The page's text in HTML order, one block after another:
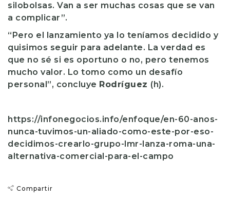
silobolsas. Van a ser muchas cosas que se van
a complicar”.
“Pero el lanzamiento ya lo teníamos decidido y
quisimos seguir para adelante. La verdad es
que no sé si es oportuno o no, pero tenemos
mucho valor. Lo tomo como un desafío
personal”, concluye Rodríguez (h).
https://infonegocios.info/enfoque/en-60-anos-
nunca-tuvimos-un-aliado-como-este-por-eso-
decidimos-crearlo-grupo-lmr-lanza-roma-una-
alternativa-comercial-para-el-campo
Compartir